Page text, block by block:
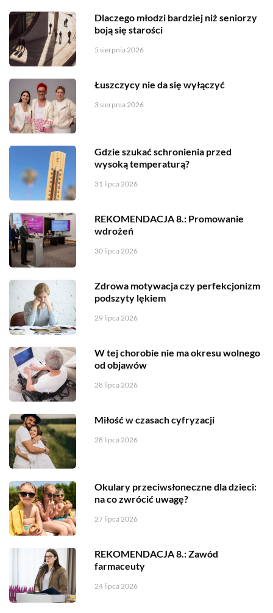
Dlaczego młodzi bardziej niż seniorzy
boją się starości
5 sierpnia 2026
Łuszczycy nie da się wyłączyć
3 sierpnia 2026
Gdzie szukać schronienia przed
wysoką temperaturą?
31 lipca 2026
REKOMENDACJA 8.: Promowanie
wdrożeń
30 lipca 2026
Zdrowa motywacja czy perfekcjonizm
podszyty lękiem
29 lipca 2026
W tej chorobie nie ma okresu wolnego
od objawów
28 lipca 2026
Miłość w czasach cyfryzacji
28 lipca 2026
Okulary przeciwsłoneczne dla dzieci:
na co zwrócić uwagę?
27 lipca 2026
REKOMENDACJA 8.: Zawód
farmaceuty
24 lipca 2026